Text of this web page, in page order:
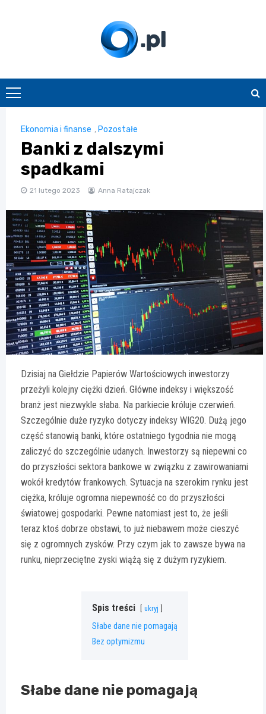
O.pl
Ekonomia i finanse , Pozostałe
Banki z dalszymi
spadkami
21 lutego 2023 Anna Ratajczak
Dzisiaj na Giełdzie Papierów Wartościowych inwestorzy
przeżyli kolejny ciężki dzień. Główne indeksy i większość
branż jest niezwykle słaba. Na parkiecie króluje czerwień.
Szczególnie duże ryzyko dotyczy indeksy WIG20. Dużą jego
część stanowią banki, które ostatniego tygodnia nie mogą
zaliczyć do szczególnie udanych. Inwestorzy są niepewni co
do przyszłości sektora bankowe w związku z zawirowaniami
wokół kredytów frankowych. Sytuacja na szerokim rynku jest
ciężka, króluje ogromna niepewność co do przyszłości
światowej gospodarki. Pewne natomiast jest to, że jeśli
teraz ktoś dobrze obstawi, to już niebawem może cieszyć
się z ogromnych zysków. Przy czym jak to zawsze bywa na
runku, nieprzeciętne zyski wiążą się z dużym ryzykiem.
Spis treści ukryj
Słabe dane nie pomagają
Bez optymizmu
Słabe dane nie pomagają